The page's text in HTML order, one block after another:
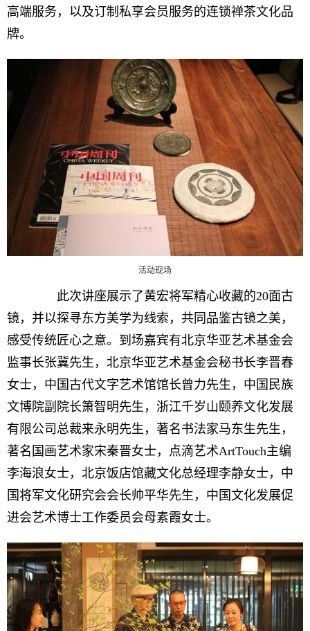
高端服务，以及订制私享会员服务的连锁禅茶文化品
牌。
活动现场
此次讲座展示了黄宏将军精心收藏的20面古
镜，并以探寻东方美学为线索，共同品鉴古镜之美，
感受传统匠心之意。到场嘉宾有北京华亚艺术基金会
监事长张冀先生，北京华亚艺术基金会秘书长李晋春
女士，中国古代文字艺术馆馆长曾力先生，中国民族
文博院副院长箫智明先生，浙江千岁山颐养文化发展
有限公司总裁来永明先生，著名书法家马东生先生，
著名国画艺术家宋秦晋女士，点滴艺术ArtTouch主编
李海浪女士，北京饭店馆藏文化总经理李静女士，中
国将军文化研究会会长帅平华先生，中国文化发展促
进会艺术博士工作委员会母素霞女士。